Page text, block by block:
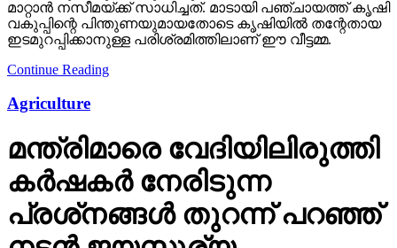
മാറ്റാന്‍ നസീമയ്ക്ക് സാധിച്ചത്. മാടായി പഞ്ചായത്ത് കൃഷി
വകുപ്പിന്റെ പിന്തുണയുമായതോടെ കൃഷിയില്‍ തന്റേതായ
ഇടമുറപ്പിക്കാനുള്ള പരിശ്രമിത്തിലാണ് ഈ വീട്ടമ്മ.
Continue Reading
Agriculture
മന്ത്രിമാരെ വേദിയിലിരുത്തി
കര്‍ഷകര്‍ നേരിടുന്ന
പ്രശ്‌നങ്ങള്‍ തുറന്ന് പറഞ്ഞ്